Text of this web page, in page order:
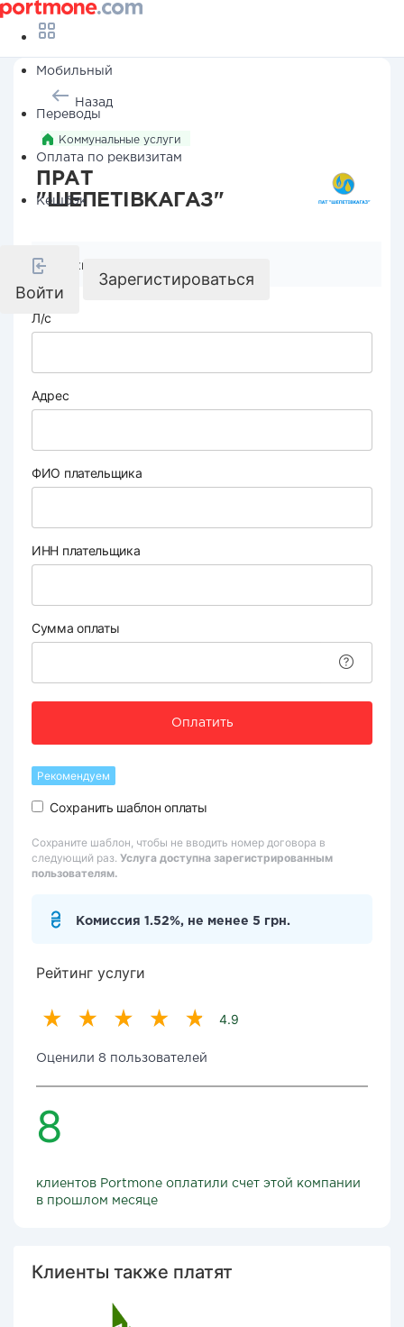
Мобильный
Переводы
Оплата по реквизитам
Кешбэк
Войти
Зарегистироваться
Назад
Коммунальные услуги
ПРАТ
"ШЕПЕТІВКАГАЗ"
Реквизиты компании
Л/с
Адрес
ФИО плательщика
ИНН плательщика
Сумма оплаты
Оплатить
Рекомендуем
Сохранить шаблон оплаты
Сохраните шаблон, чтобы не вводить номер договора в
следующий раз. Услуга доступна зарегистрированным
пользователям.
Комиссия 1.52%, не менее 5 грн.
Рейтинг услуги
4.9
Оценили 8 пользователей
8
клиентов Portmone оплатили счет этой компании
в прошлом месяце
Клиенты также платят